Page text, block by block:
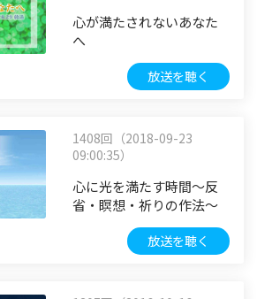
心が満たされないあなた
へ
放送を聴く
1408回（2018-09-23
09:00:35）
心に光を満たす時間～反
省・瞑想・祈りの作法～
放送を聴く